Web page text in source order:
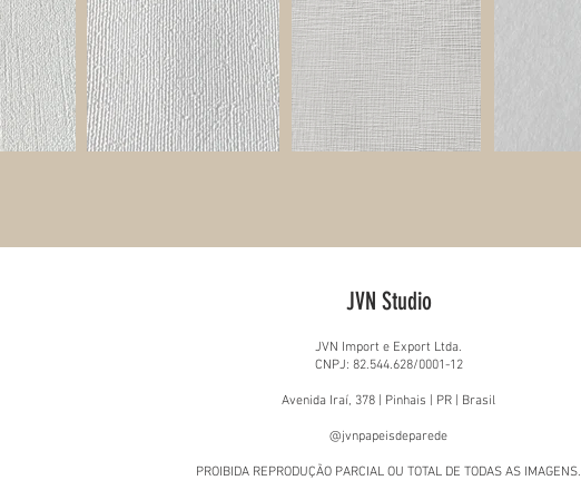
JVN Studio
JVN Import e Export Ltda.
CNPJ: 82.544.628/0001-12
Avenida Iraí, 378 | Pinhais | PR | Brasil
@jvnpapeisdeparede
PROIBIDA REPRODUÇÃO PARCIAL OU TOTAL DE TODAS AS IMAGENS.